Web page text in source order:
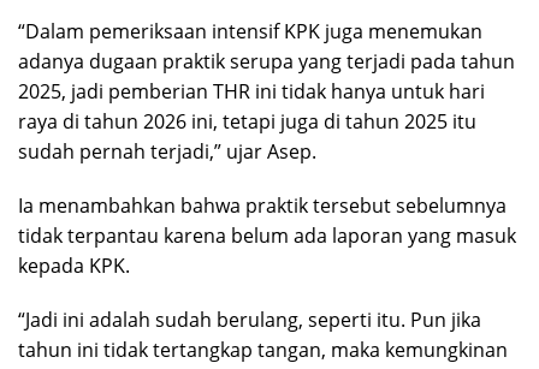
“Dalam pemeriksaan intensif KPK juga menemukan
adanya dugaan praktik serupa yang terjadi pada tahun
2025, jadi pemberian THR ini tidak hanya untuk hari
raya di tahun 2026 ini, tetapi juga di tahun 2025 itu
sudah pernah terjadi,” ujar Asep.
Ia menambahkan bahwa praktik tersebut sebelumnya
tidak terpantau karena belum ada laporan yang masuk
kepada KPK.
“Jadi ini adalah sudah berulang, seperti itu. Pun jika
tahun ini tidak tertangkap tangan, maka kemungkinan